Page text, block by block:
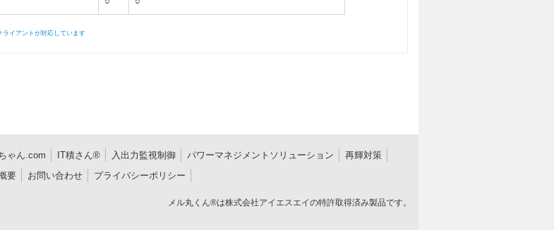
イアントが対応しています
ゃん.com IT積さん® 入出力監視制御 パワーマネジメントソリューション
再輝対策
要
お問い合わせ プライバシーポリシー
メル丸くん®は株式会社アイエスエイの特許取得済み製品です。